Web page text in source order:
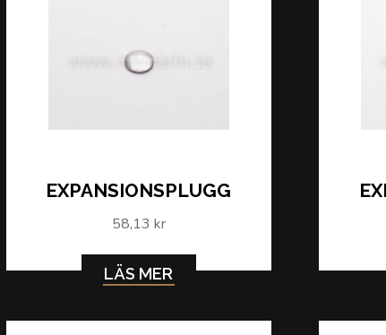
EXPANSIONSPLUGG
58,13 kr
LÄS MER